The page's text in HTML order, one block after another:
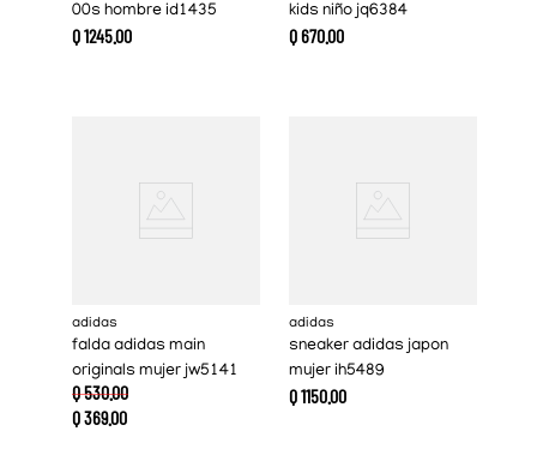
00s hombre id1435
Q1245.00
kids niño jq6384
Q670.00
adidas
falda adidas main
originals mujer jw5141
Q530.00
Q369.00
adidas
sneaker adidas japon
mujer ih5489
Q1150.00